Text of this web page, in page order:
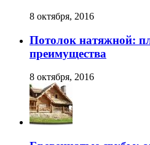
8 октября, 2016
Потолок натяжной:
преимущества
8 октября, 2016